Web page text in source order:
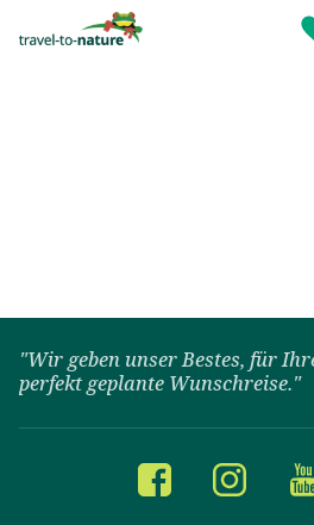
"Wir geben unser Bestes, für
perfekt geplante Wunschreise."